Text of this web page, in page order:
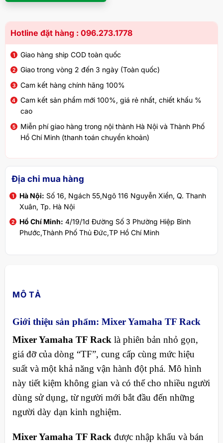
Hotline đặt hàng : 096.273.1778
Giao hàng ship COD toàn quốc
Giao trong vòng 2 đến 3 ngày (Toàn quốc)
Cam kết hàng chính hãng 100%
Cam kết sản phẩm mới 100%, giá rẻ nhất, chiết khấu %
cao
Miễn phí giao hàng trong nội thành Hà Nội và Thành Phố
Hồ Chí Minh (thanh toán chuyển khoản)
Địa chỉ mua hàng
Hà Nội: Số 16, Ngách 55,Ngõ 116 Nguyễn Xiển, Q. Thanh
Xuân, Tp. Hà Nội
Hồ Chí Minh: 4/19/1d Đường Số 3 Phường Hiệp Bình
Phước,Thành Phố Thủ Đức,TP Hồ Chí Minh
MÔ TẢ
Giới thiệu sản phẩm: Mixer Yamaha TF Rack
Mixer Yamaha TF Racklà phiên bản nhỏ gọn,
giá đỡ của dòng “TF”, cung cấp cùng mức hiệu
suất và một khả năng vận hành đột phá. Mô hình
này tiết kiệm không gian và có thể cho nhiều người
dùng sử dụng, từ người mới bắt đầu đến những
người dày dạn kinh nghiệm.
Mixer Yamaha TF Rack được nhập khẩu và bán